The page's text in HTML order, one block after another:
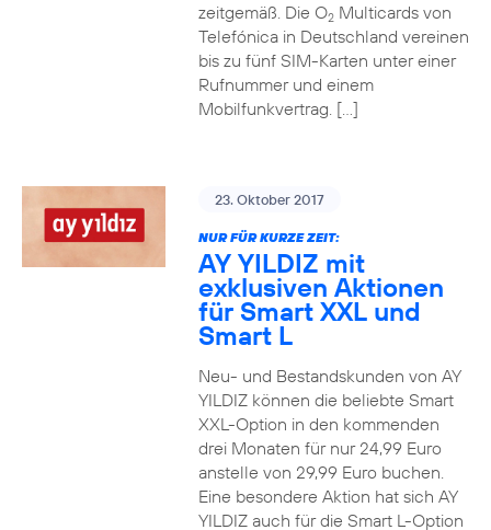
zeitgemäß. Die O2Multicards von
Telefónica in Deutschland vereinen
bis zu fünf SIM-Karten unter einer
Rufnummer und einem
Mobilfunkvertrag. […]
23. Oktober 2017
NUR FÜR KURZE ZEIT:
AY YILDIZ mit
exklusiven Aktionen
für Smart XXL und
Smart L
Neu- und Bestandskunden von AY
YILDIZ können die beliebte Smart
XXL-Option in den kommenden
drei Monaten für nur 24,99 Euro
anstelle von 29,99 Euro buchen.
Eine besondere Aktion hat sich AY
YILDIZ auch für die Smart L-Option